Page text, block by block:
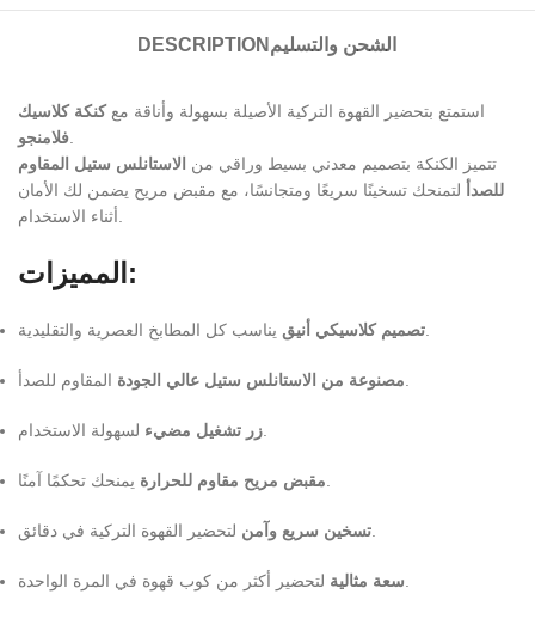
DESCRIPTION الشحن والتسليم
استمتع بتحضير القهوة التركية الأصيلة بسهولة وأناقة معكنكة كلاسيك
فلامنجو
تتميز الكنكة بتصميم معدني بسيط وراقي من
الاستانلس ستيل المقاوم
للصدأ
لتمنحك تسخينًا سريعًا ومتجانسًا، مع مقبض مريح يضمن لك الأمان
المميزات:
تصميم كلاسيكي أنيق
مصنوعة من الاستانلس ستيل عالي الجودة
زر تشغيل مضيء
مقبض مريح مقاوم للحرارة
تسخين سريع وآمن
سعة مثالية